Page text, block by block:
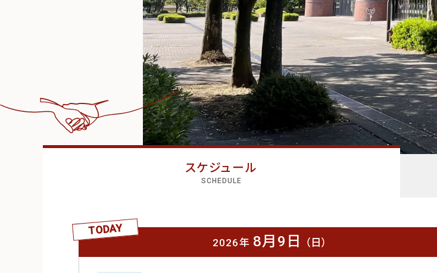
スケジュール
SCHEDULE
TODAY
2026年 8月9日 （日）